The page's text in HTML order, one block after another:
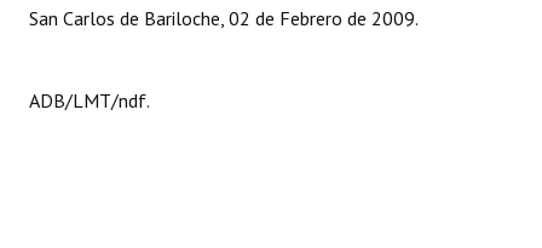
San Carlos de Bariloche, 02 de Febrero de 2009.
ADB/LMT/ndf.